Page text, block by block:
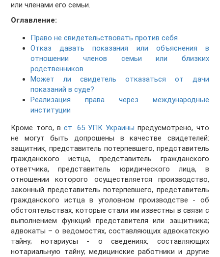
или членами его семьи.
Оглавление:
Право не свидетельствовать против себя
Отказ давать показания или объяснения в
отношении членов семьи или близких
родственников
Может ли свидетель отказаться от дачи
показаний в суде?
Реализация права через международные
институции
Кроме того, вст. 65 УПК Украины предусмотрено, что
не могут быть допрошены в качестве свидетелей:
защитник, представитель потерпевшего, представитель
гражданского истца, представитель гражданского
ответчика, представитель юридического лица, в
отношении которого осуществляется производство,
законный представитель потерпевшего, представитель
гражданского истца в уголовном производстве - об
обстоятельствах, которые стали им известны в связи с
выполнением функций представителя или защитника;
адвокаты – о ведомостях, составляющих адвокатскую
тайну; нотариусы - о сведениях, составляющих
нотариальную тайну; медицинские работники и другие